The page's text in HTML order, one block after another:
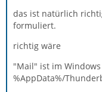
das ist natürlich
formuliert.
richtig wäre
"Mail" ist im
%AppData%/